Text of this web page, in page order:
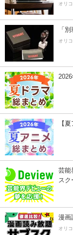
オリ
「
オリ
【
芸能
ス
漫画
オリ